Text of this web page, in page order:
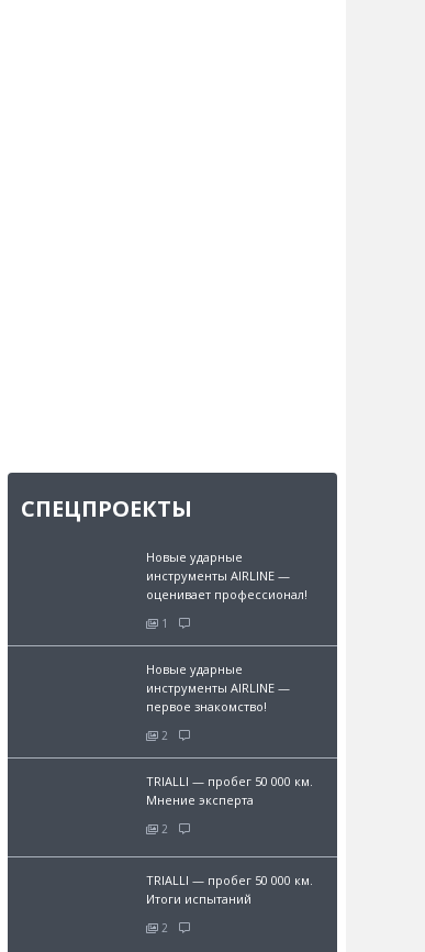
СПЕЦПРОЕКТЫ
Новые ударные
инструменты AIRLINE —
оценивает профессионал!
1
Новые ударные
инструменты AIRLINE —
первое знакомство!
2
TRIALLI — пробег 50 000 км.
Мнение эксперта
2
TRIALLI — пробег 50 000 км.
Итоги испытаний
2